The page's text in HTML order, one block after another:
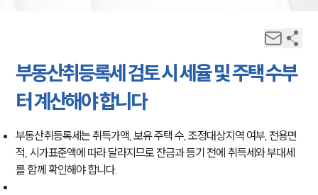
부동산취등록세 검토 시 세율 및 주택 수부
터 계산해야 합니다
부동산취등록세는 취득가액, 보유 주택 수, 조정대상지역 여부, 전용면
적, 시가표준액에 따라 달라지므로 잔금과 등기 전에 취득세와 부대세
를 함께 확인해야 합니다.